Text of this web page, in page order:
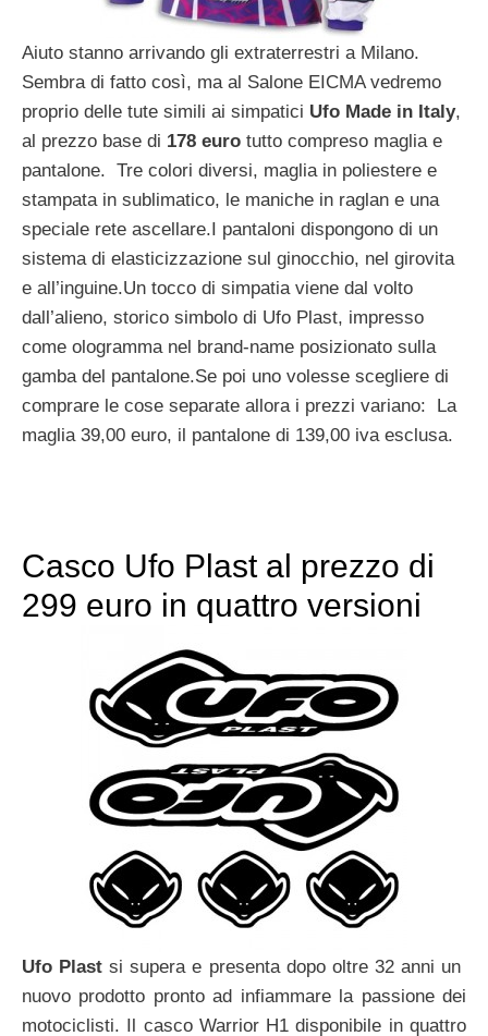
Aiuto stanno arrivando gli extraterrestri a Milano.
Sembra di fatto così, ma al Salone EICMA vedremo
proprio delle tute simili ai simpatici Ufo Made in Italy,
al prezzo base di 178 euro tutto compreso maglia e
pantalone. Tre colori diversi, maglia in poliestere e
stampata in sublimatico, le maniche in raglan e una
speciale rete ascellare.I pantaloni dispongono di un
sistema di elasticizzazione sul ginocchio, nel girovita
e all’inguine.Un tocco di simpatia viene dal volto
dall’alieno, storico simbolo di Ufo Plast, impresso
come ologramma nel brand-name posizionato sulla
gamba del pantalone.Se poi uno volesse scegliere di
comprare le cose separate allora i prezzi variano: La
maglia 39,00 euro, il pantalone di 139,00 iva esclusa.
Casco Ufo Plast al prezzo di
299 euro in quattro versioni
Ufo Plast si supera e presenta dopo oltre 32 anni un
nuovo prodotto pronto ad infiammare la passione dei
motociclisti. Il casco Warrior H1 disponibile in quattro